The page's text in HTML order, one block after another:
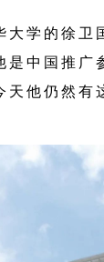
大学的徐卫
是中国推广
天他仍然有